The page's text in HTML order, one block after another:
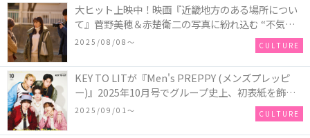
大ヒット上映中！映画『近畿地方のある場所につい
て』菅野美穂＆赤楚衛二の写真に紛れ込む “不気味
なお札”の正体とは！？
2025/08/08〜 CULTURE
KEY TO LITが『Men's PREPPY (メンズプレッピ
ー)』2025年10月号でグループ史上、初表紙を飾
る！高橋恭平(なにわ男子)はネクタイ＆ジャケッ
ト、リムレスメガネを身に着けたCoolな姿で登場
2025/09/01〜 CULTURE